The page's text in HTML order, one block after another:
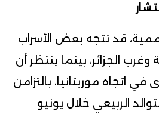
قد تتجه بعض الأسراب
الجزائر، بينما ينتظر أن
اتجاه موريتانيا، بالتزامن
الربيعي خلال يونيو